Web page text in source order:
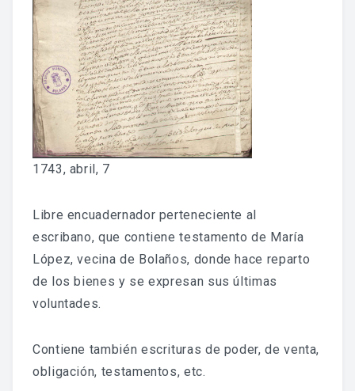
Fondo Histórico
Fondo Notarial
Catálogos Y Cuadros De Clasificación
Categorías
Libros De Actas
Reales Provisiones
FONDO FOTOGRÁFICO
1743, abril, 7
Libre encuadernador perteneciente al
escribano, que contiene testamento de María
López, vecina de Bolaños, donde hace reparto
de los bienes y se expresan sus últimas
voluntades.
Contiene también escrituras de poder, de venta,
obligación, testamentos, etc.